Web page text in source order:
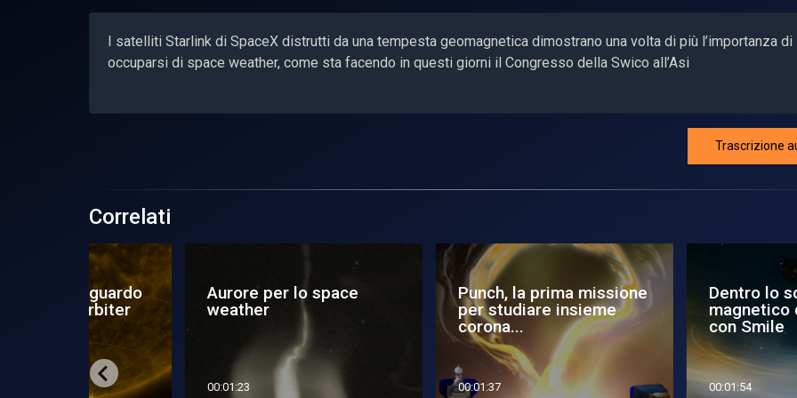
I satelliti Starlink di SpaceX distrutti da una tempesta geomagnetica dimostrano una volta di più l’importanza di
occuparsi di space weather, come sta facendo in questi giorni il Congresso della Swico all’Asi
Trascrizione
Correlati
Dentro lo scudo
magnetico della Terra
con Smile
00:01:54
Conclusa la 40ª edizione
dello Space Symposium:
DEEP SPACE: Onde
gravitazionali, la
di access...
00:15:50